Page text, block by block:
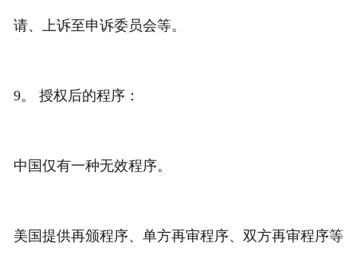
请、上诉至申诉委员会等。
9。 授权后的程序：
中国仅有一种无效程序。
美国提供再颁程序、单方再审程序、双方再审程序等